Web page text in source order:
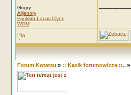
Grupy:
Alijenoty
Fanklub Lacus Clyne
WOM
Forum Kotatsu » :: Kącik forumowicza ::..»